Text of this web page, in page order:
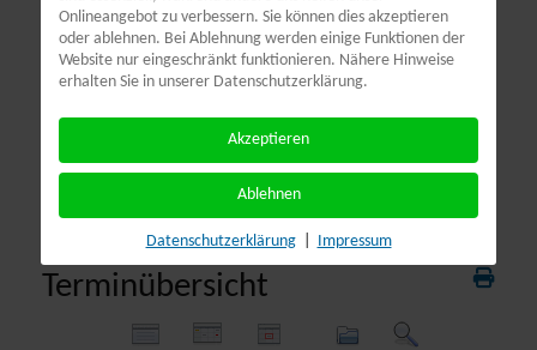
Terminübersicht
Onlineangebot zu verbessern. Sie können dies akzeptieren
oder ablehnen. Bei Ablehnung werden einige Funktionen der
Website nur eingeschränkt funktionieren. Nähere Hinweise
erhalten Sie in unserer Datenschutzerklärung.
Akzeptieren
Ablehnen
Datenschutzerklärung Impressum